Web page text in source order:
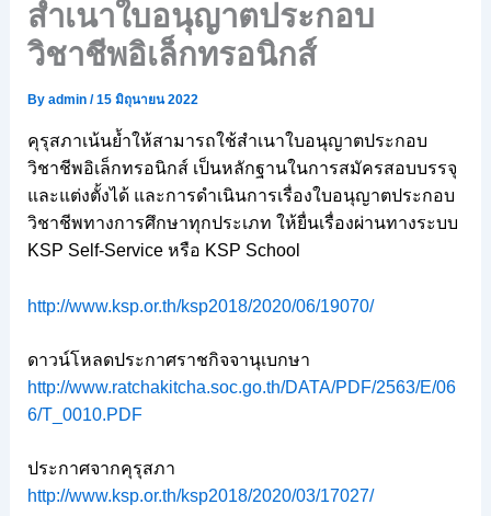
สำเนาใบอนุญาตประกอบ
วิชาชีพอิเล็กทรอนิกส์
By admin /15 มิถุนายน 2022
คุรุสภาเน้นย้ำให้สามารถใช้สำเนาใบอนุญาตประกอบ
วิชาชีพอิเล็กทรอนิกส์ เป็นหลักฐานในการสมัครสอบบรรจุ
และแต่งตั้งได้ และการดำเนินการเรื่องใบอนุญาตประกอบ
วิชาชีพทางการศึกษาทุกประเภท ให้ยื่นเรื่องผ่านทางระบบ
KSP Self-Service หรือ KSP School
http://www.ksp.or.th/ksp2018/2020/06/19070/
ดาวน์โหลดประกาศราชกิจจานุเบกษา
http://www.ratchakitcha.soc.go.th/DATA/PDF/2563/E/06
6/T_0010.PDF
ประกาศจากคุรุสภา
http://www.ksp.or.th/ksp2018/2020/03/17027/